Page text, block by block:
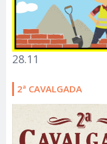
28.11
2ª CAVALGADA